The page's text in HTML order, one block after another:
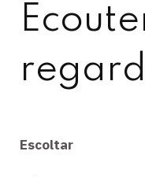
Escoltar